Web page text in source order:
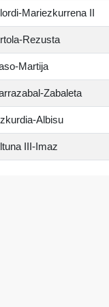
Mariezkurrena II
Rezusta
Martija
Zabaleta
Albisu
III-Imaz